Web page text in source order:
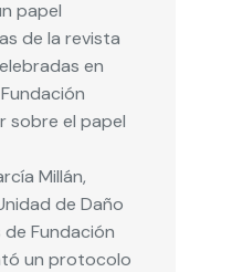
papel
de la revista
en
sobre el papel
Millán,
de Daño
Fundación
un protocolo